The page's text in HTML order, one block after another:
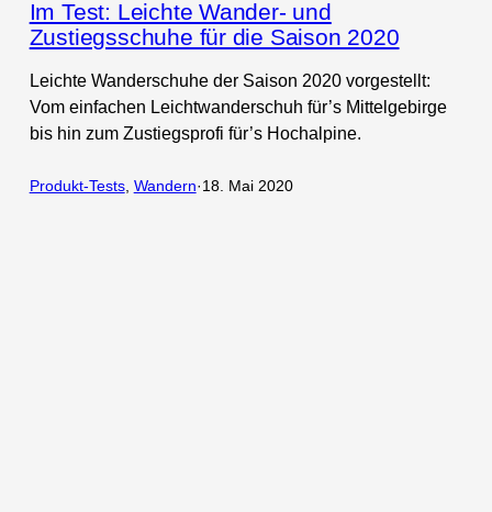
Im Test: Leichte Wander- und
Zustiegsschuhe für die Saison 2020
Leichte Wanderschuhe der Saison 2020 vorgestellt:
Vom einfachen Leichtwanderschuh für’s Mittelgebirge
bis hin zum Zustiegsprofi für’s Hochalpine.
Produkt-Tests, Wandern·18. Mai 2020